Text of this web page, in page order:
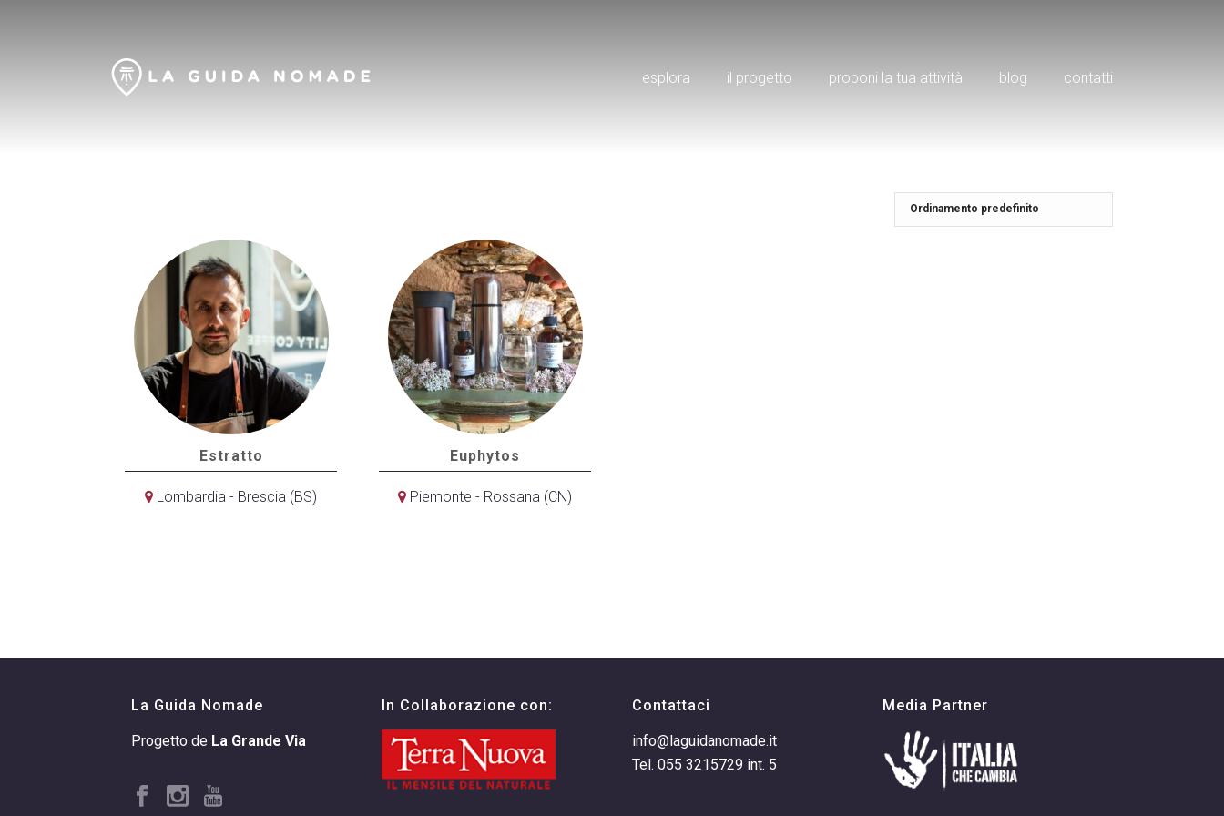
esplora il progetto proponi la tua attività blog contatti
Estratto
Lombardia - Brescia (BS)
Euphytos
Piemonte - Rossana (CN)
La Guida Nomade
Progetto de La Grande Via
In Collaborazione con: Contattaci
info@laguidanomade.it
Tel. 055 3215729 int. 5
Media Partner